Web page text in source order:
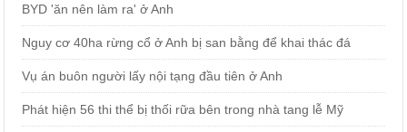
BYD 'ăn nên làm ra' ở Anh
Nguy cơ 40ha rừng cổ ở Anh bị san bằng để khai thác đá
Vụ án buôn người lấy nội tạng đầu tiên ở Anh
Phát hiện 56 thi thể bị thối rữa bên trong nhà tang lễ Mỹ